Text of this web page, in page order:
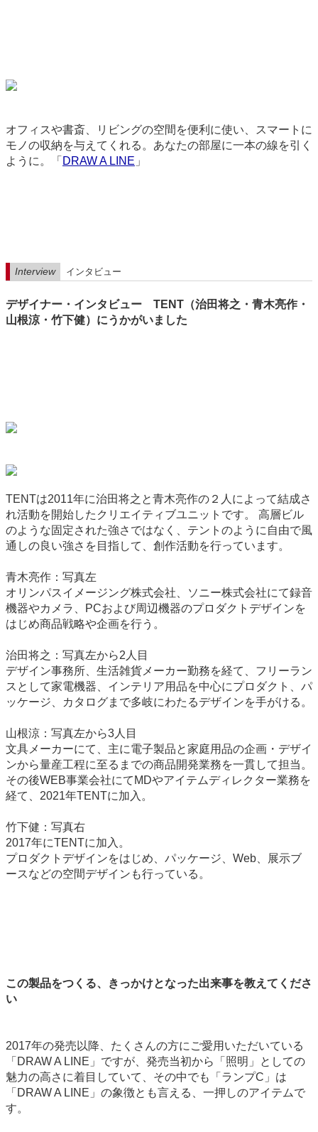
オフィスや書斎、リビングの空間を便利に使い、スマートに
モノの収納を与えてくれる。あなたの部屋に一本の線を引く
ように。「 DRAW A LINE 」
Interview インタビュー
デザイナー・インタビュー TENT（治田将之・青木亮作・
山根涼・竹下健）にうかがいました
TENTは2011年に治田将之と青木亮作の２人によって結成さ
れ活動を開始したクリエイティブユニットです。 高層ビル
のような固定された強さではなく、テントのように自由で風
通しの良い強さを目指して、創作活動を行っています。
青木亮作：写真左
オリンパスイメージング株式会社、ソニー株式会社にて録音
機器やカメラ、PCおよび周辺機器のプロダクトデザインを
はじめ商品戦略や企画を行う。
治田将之：写真左から2人目
デザイン事務所、生活雑貨メーカー勤務を経て、フリーラン
スとして家電機器、インテリア用品を中心にプロダクト、パ
ッケージ、カタログまで多岐にわたるデザインを手がける。
山根涼：写真左から3人目
文具メーカーにて、主に電子製品と家庭用品の企画・デザイ
ンから量産工程に至るまでの商品開発業務を一貫して担当。
その後WEB事業会社にてMDやアイテムディレクター業務を
経て、2021年TENTに加入。
竹下健：写真右
2017年にTENTに加入。
プロダクトデザインをはじめ、パッケージ、Web、展示ブ
ースなどの空間デザインも行っている。
この製品をつくる、きっかけとなった出来事を教えてくださ
い
2017年の発売以降、たくさんの方にご愛用いただいている
「DRAW A LINE」ですが、発売当初から「照明」としての
魅力の高さに着目していて、その中でも「ランプC」は
「DRAW A LINE」の象徴とも言える、一押しのアイテムで
す。